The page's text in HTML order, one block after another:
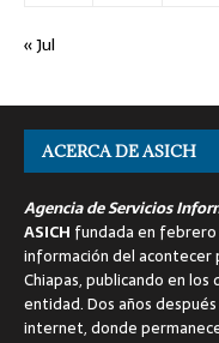
« Jul
ACERCA DE ASICH
Agencia de Servicios
ASICH fundada en
información del acontecer
Chiapas, publicando en
entidad. Dos años
internet, donde